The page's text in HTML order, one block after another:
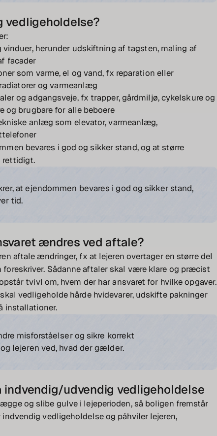
vedligeholdelse?
vinduer, herunder udskiftning af tagsten, maling af
facader
som varme, el og vand, fx reparation eller
og varmeanlæg
og adgangsveje, fx trapper, gårdmiljø, cykelskure og
og brugbare for alle beboere
anlæg som elevator, varmeanlæg,
bevares i god og sikker stand, og at større
rettidigt.
at ejendommen bevares i god og sikker stand,
tid.
ændres ved aftale?
aftale ændringer, fx at lejeren overtager en større del
Sådanne aftaler skal være klare og præcist
tvivl om, hvem der har ansvaret for hvilke opgaver.
vedligeholde hårde hvidevarer, udskifte pakninger
installationer.
misforståelser og sikre korrekt
lejeren ved, hvad der gælder.
indvendig/udvendig vedligeholdelse
og slibe gulve i lejeperioden, så boligen fremstår
vedligeholdelse og påhviler lejeren,